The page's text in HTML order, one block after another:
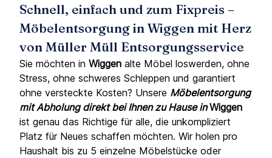
Schnell, einfach und zum Fixpreis –
Möbelentsorgung in Wiggen mit Herz
von Müller Müll Entsorgungsservice
Sie möchten in Wiggen alte Möbel loswerden, ohne
Stress, ohne schweres Schleppen und garantiert
ohne versteckte Kosten? Unsere Möbelentsorgung
mit Abholung direkt bei Ihnen zu Hause inWiggen
ist genau das Richtige für alle, die unkompliziert
Platz für Neues schaffen möchten. Wir holen pro
Haushalt bis zu 5 einzelne Möbelstücke oder